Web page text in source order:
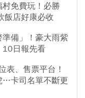
免費玩！必勝
飯店好康必收
備」！豪大雨紫
10日報先看
表、售票平台！
…卡司名單不斷更